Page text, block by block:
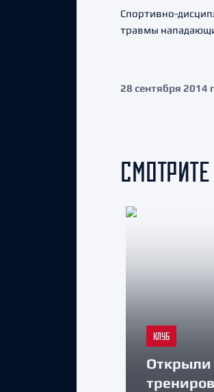
Спортивно-
травмы
28 сентября 2014
КЛУБ
Открыли